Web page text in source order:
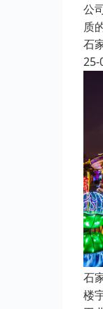
公
质
石
25-
石
楼